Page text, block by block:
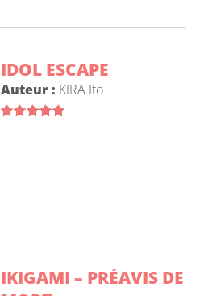
IDOL ESCAPE
Auteur : KIRA Ito
IKIGAMI – PRÉAVIS DE